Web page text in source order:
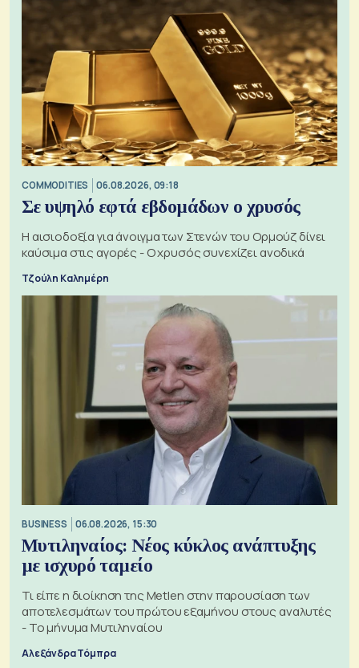
COMMODITIES 06.08.2026, 09:18
Σε υψηλό εφτά εβδομάδων ο χρυσός
Η αισιοδοξία για άνοιγμα των Στενών του Ορμούζ δίνει
καύσιμα στις αγορές - Ο χρυσός συνεχίζει ανοδικά
Τζούλη Καλημέρη
BUSINESS 06.08.2026, 15:30
Μυτιληναίος: Νέος κύκλος ανάπτυξης
με ισχυρό ταμείο
Τι είπε η διοίκηση της Metlen στην παρουσίαση των
αποτελεσμάτων του πρώτου εξαμήνου στους αναλυτές
- Το μήνυμα Μυτιληναίου
Αλεξάνδρα Τόμπρα